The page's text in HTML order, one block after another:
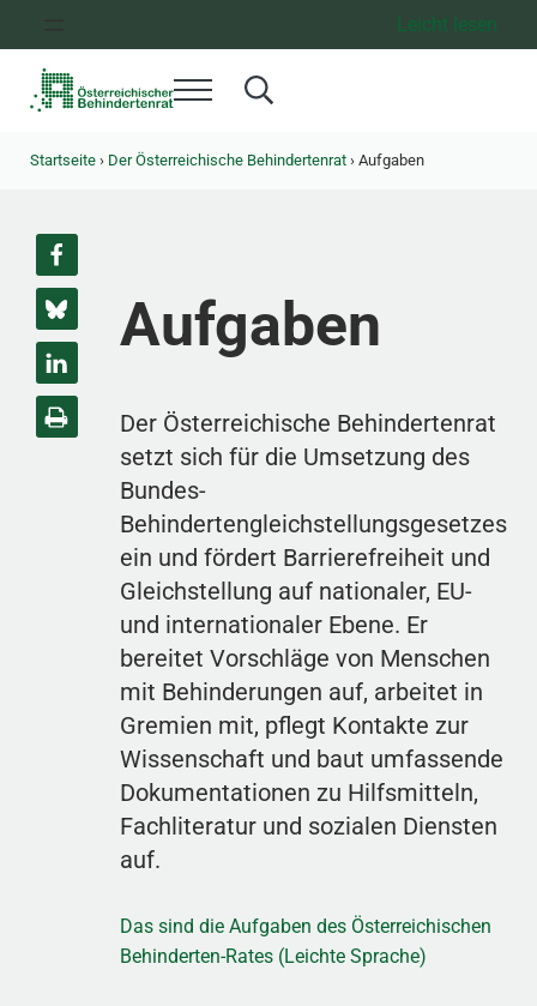
Leicht lesen
Menü Search...
Startseite › Der Österreichische Behindertenrat ›Aufgaben
Aufgaben
Der Österreichische Behindertenrat
setzt sich für die Umsetzung des
Bundes-
Behindertengleichstellungsgesetzes
ein und fördert Barrierefreiheit und
Gleichstellung auf nationaler, EU-
und internationaler Ebene. Er
bereitet Vorschläge von Menschen
mit Behinderungen auf, arbeitet in
Gremien mit, pflegt Kontakte zur
Wissenschaft und baut umfassende
Dokumentationen zu Hilfsmitteln,
Fachliteratur und sozialen Diensten
auf.
Das sind die Aufgaben des Österreichischen
Behinderten-Rates (Leichte Sprache)